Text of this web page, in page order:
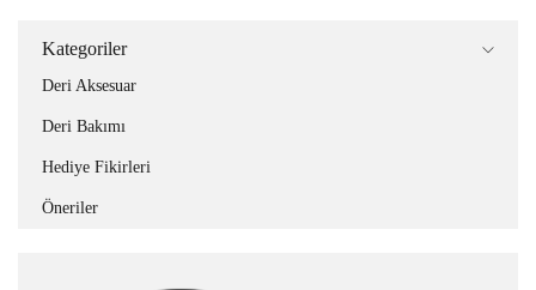
Kategoriler
Deri Aksesuar
Deri Bakımı
Hediye Fikirleri
Öneriler